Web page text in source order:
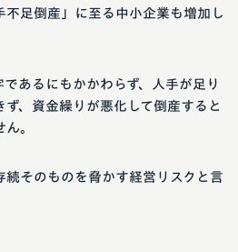
不足倒産」に至る中小企業も増加し
あるにもかかわらず、人手が足り
、資金繰りが悪化して倒産すると
。
続そのものを脅かす経営リスクと言